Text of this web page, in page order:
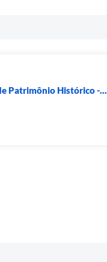
Patrimônio Histórico -...